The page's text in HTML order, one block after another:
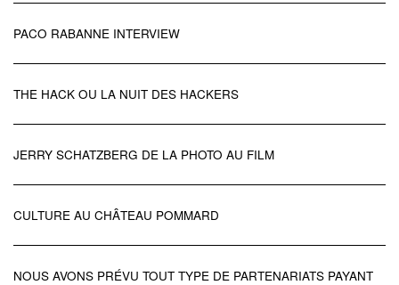
PACO RABANNE INTERVIEW
THE HACK OU LA NUIT DES HACKERS
JERRY SCHATZBERG DE LA PHOTO AU FILM
CULTURE AU CHÂTEAU POMMARD
NOUS AVONS PRÉVU TOUT TYPE DE PARTENARIATS PAYANT